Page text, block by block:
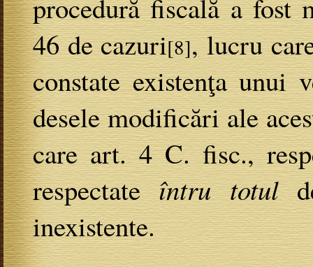
procedură fiscală a fost
46 de cazuri[8], lucru
constate existenţa unui
desele modificări ale
care art. 4 C. fisc.,
respectate întru totul
inexistente.